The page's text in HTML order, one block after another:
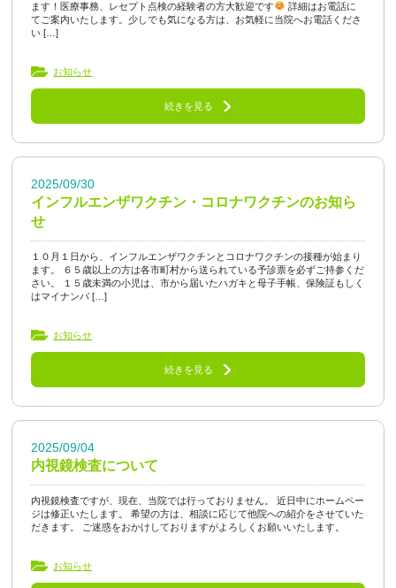
ます！医療事務、レセプト点検の経験者の方大歓迎です
詳細はお電話に
てご案内いたします。少しでも気になる方は、お気軽に当院へお電話くださ
い […]
お知らせ
続きを見る
2025/09/30
インフルエンザワクチン・コロナワクチンのお知ら
せ
１０月１日から、インフルエンザワクチンとコロナワクチンの接種が始まり
ます。 ６５歳以上の方は各市町村から送られている予診票を必ずご持参くだ
さい。 １５歳未満の小児は、市から届いたハガキと母子手帳、保険証もしく
はマイナンバ […]
お知らせ
続きを見る
2025/09/04
内視鏡検査について
内視鏡検査ですが、現在、当院では行っておりません。 近日中にホームペー
ジは修正いたします。 希望の方は、相談に応じて他院への紹介をさせていた
だきます。 ご迷惑をおかけしておりますがよろしくお願いいたします。
お知らせ